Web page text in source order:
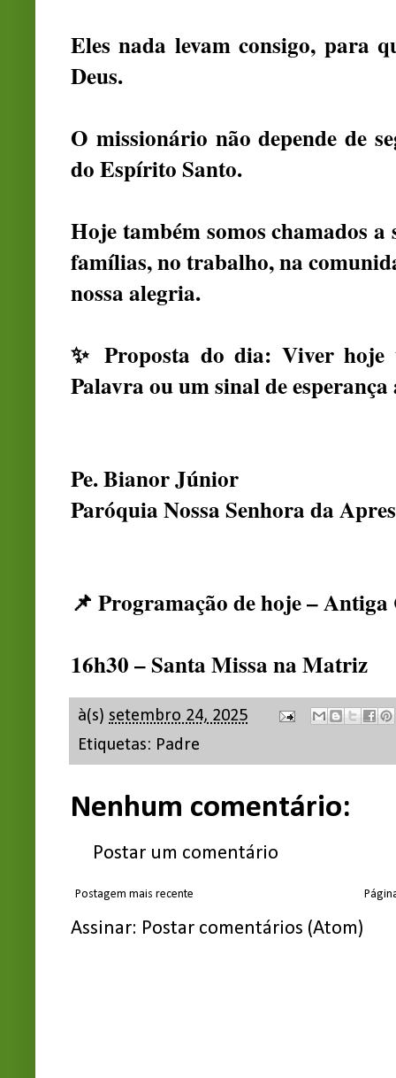
Eles nada levam consigo, para
Deus.
O missionário não depende de
do Espírito Santo.
Hoje também somos chamados
famílias, no trabalho, na
nossa alegria.
✨ Proposta do dia: Viver hoje
Palavra ou um sinal de esperança
Pe. Bianor Júnior
Paróquia Nossa Senhora da
📌 Programação de hoje –
16h30 – Santa Missa na Matriz
à(s) setembro 24, 2025
Etiquetas: Padre
Nenhum comentário:
Postar um comentário
Postagem mais recente
Assinar: Postar comentários (Atom)